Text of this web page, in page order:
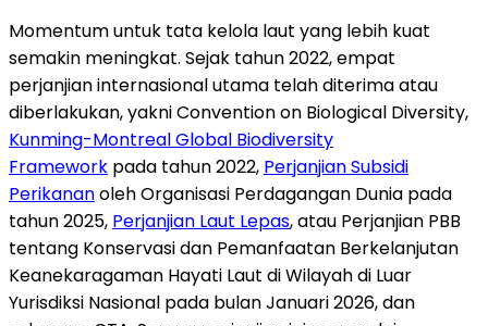
Momentum untuk tata kelola laut yang lebih kuat
semakin meningkat. Sejak tahun 2022, empat
perjanjian internasional utama telah diterima atau
diberlakukan, yakni Convention on Biological Diversity,
Kunming-Montreal Global Biodiversity
Framework pada tahun 2022, Perjanjian Subsidi
Perikananoleh Organisasi Perdagangan Dunia pada
tahun 2025, Perjanjian Laut Lepas, atau Perjanjian PBB
tentang Konservasi dan Pemanfaatan Berkelanjutan
Keanekaragaman Hayati Laut di Wilayah di Luar
Yurisdiksi Nasional pada bulan Januari 2026, dan